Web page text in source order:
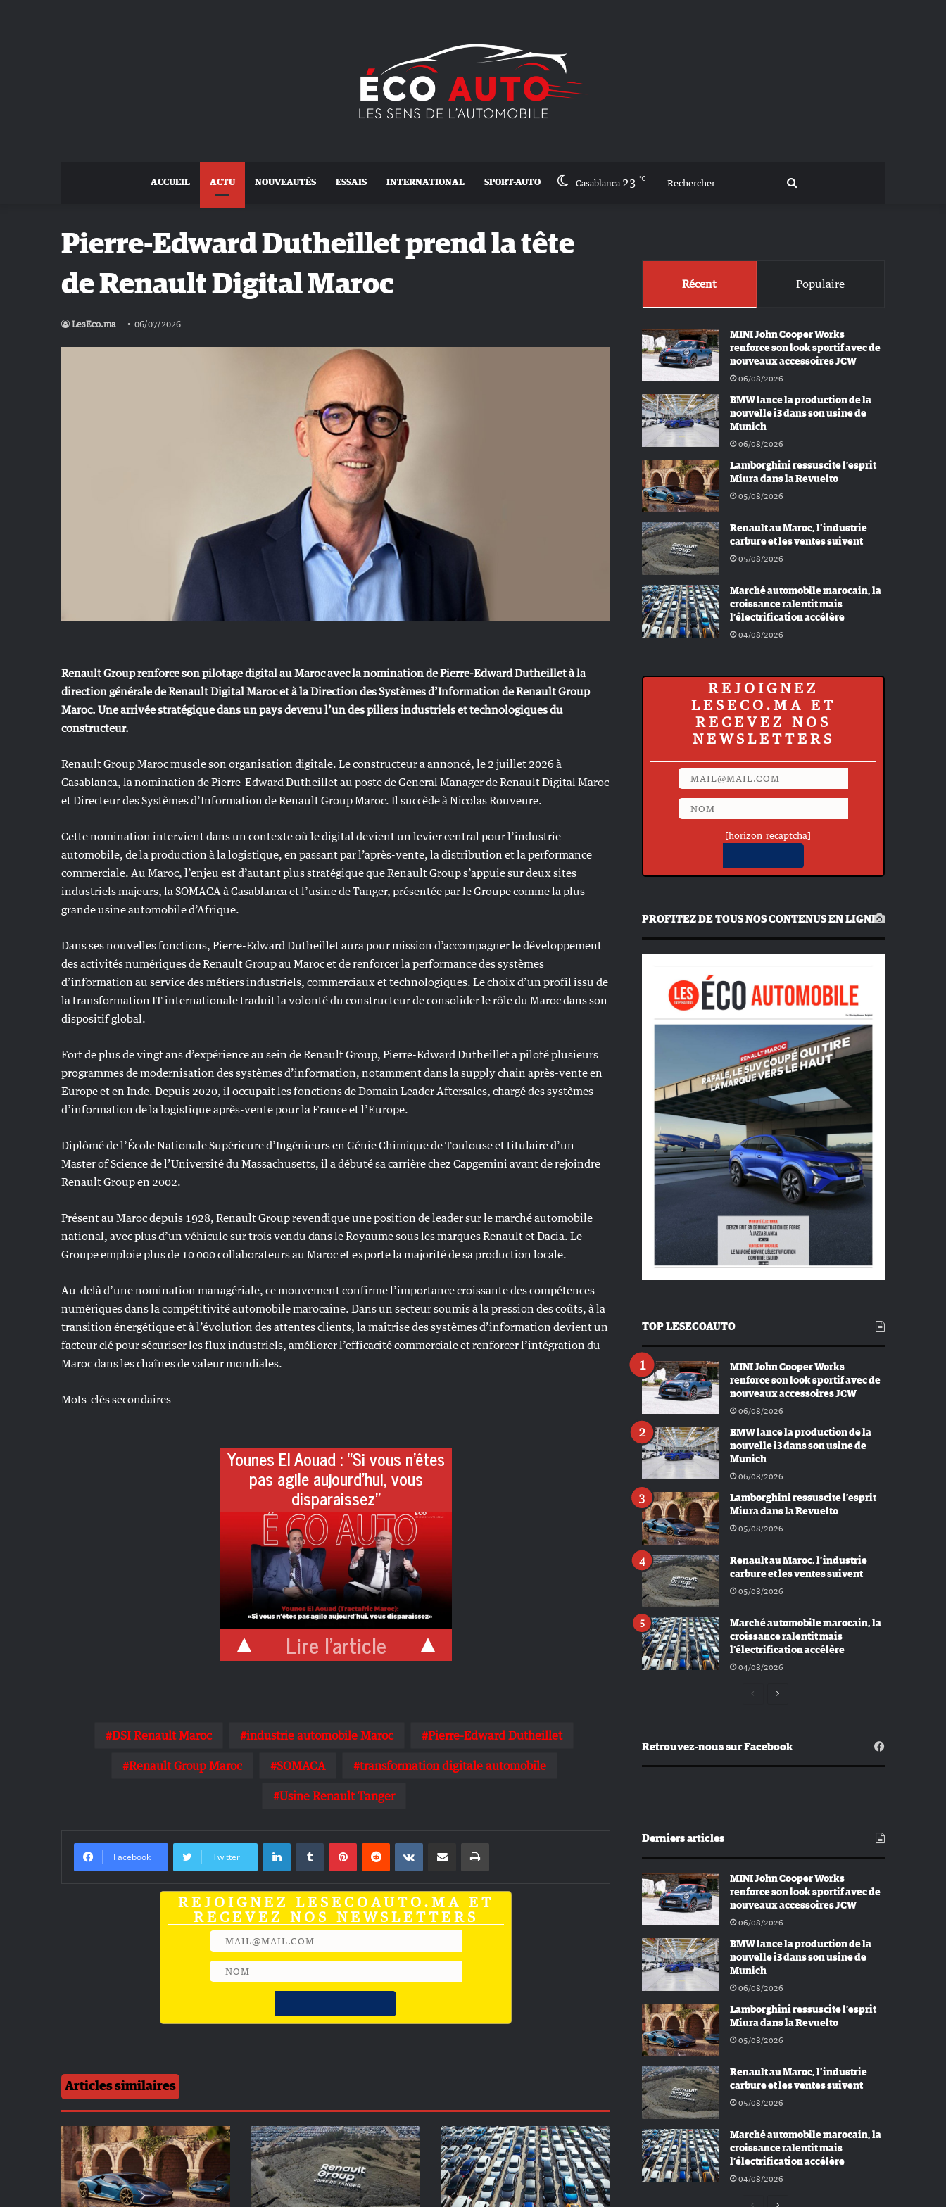
ACCUEIL ACTU NOUVEAUTÉS ESSAIS INTERNATIONAL SPORT-AUTO Rechercher
Casablanca 23 ℃
Pierre-Edward Dutheillet prend la tête
de Renault Digital Maroc
LesEco.ma 06/07/2026
Renault Group renforce son pilotage digital au Maroc avec la nomination de Pierre-Edward Dutheillet à la
direction générale de Renault Digital Maroc et à la Direction des Systèmes d’Information de Renault Group
Maroc. Une arrivée stratégique dans un pays devenu l’un des piliers industriels et technologiques du
constructeur.
Renault Group Maroc muscle son organisation digitale. Le constructeur a annoncé, le 2 juillet 2026 à
Casablanca, la nomination de Pierre-Edward Dutheillet au poste de General Manager de Renault Digital Maroc
et Directeur des Systèmes d’Information de Renault Group Maroc. Il succède à Nicolas Rouveure.
Cette nomination intervient dans un contexte où le digital devient un levier central pour l’industrie
automobile, de la production à la logistique, en passant par l’après-vente, la distribution et la performance
commerciale. Au Maroc, l’enjeu est d’autant plus stratégique que Renault Group s’appuie sur deux sites
industriels majeurs, la SOMACA à Casablanca et l’usine de Tanger, présentée par le Groupe comme la plus
grande usine automobile d’Afrique.
Dans ses nouvelles fonctions, Pierre-Edward Dutheillet aura pour mission d’accompagner le développement
des activités numériques de Renault Group au Maroc et de renforcer la performance des systèmes
d’information au service des métiers industriels, commerciaux et technologiques. Le choix d’un profil issu de
la transformation IT internationale traduit la volonté du constructeur de consolider le rôle du Maroc dans son
dispositif global.
Fort de plus de vingt ans d’expérience au sein de Renault Group, Pierre-Edward Dutheillet a piloté plusieurs
programmes de modernisation des systèmes d’information, notamment dans la supply chain après-vente en
Europe et en Inde. Depuis 2020, il occupait les fonctions de Domain Leader Aftersales, chargé des systèmes
d’information de la logistique après-vente pour la France et l’Europe.
Diplômé de l’École Nationale Supérieure d’Ingénieurs en Génie Chimique de Toulouse et titulaire d’un
Master of Science de l’Université du Massachusetts, il a débuté sa carrière chez Capgemini avant de rejoindre
Renault Group en 2002.
Présent au Maroc depuis 1928, Renault Group revendique une position de leader sur le marché automobile
national, avec plus d’un véhicule sur trois vendu dans le Royaume sous les marques Renault et Dacia. Le
Groupe emploie plus de 10 000 collaborateurs au Maroc et exporte la majorité de sa production locale.
Au-delà d’une nomination managériale, ce mouvement confirme l’importance croissante des compétences
numériques dans la compétitivité automobile marocaine. Dans un secteur soumis à la pression des coûts, à la
transition énergétique et à l’évolution des attentes clients, la maîtrise des systèmes d’information devient un
facteur clé pour sécuriser les flux industriels, améliorer l’efficacité commerciale et renforcer l’intégration du
Maroc dans les chaînes de valeur mondiales.
Mots-clés secondaires
Younes El Aouad : “Si vous n’êtes
pas agile aujourd’hui, vous
disparaissez”
Lire l'article
DSI Renault Maroc industrie automobile Maroc Pierre-Edward Dutheillet
Renault Group Maroc SOMACA transformation digitale automobile
Usine Renault Tanger
Facebook Twitter
LinkedinTumblrPinterestReddit VKontaktePartager par email Imprimer
REJOIGNEZ LESECOAUTO.MA ET
RECEVEZ NOS NEWSLETTERS
Articles similaires
Récent Populaire
MINI John Cooper Works
renforce son look sportif avec de
nouveaux accessoires JCW
06/08/2026
BMW lance la production de la
nouvelle i3 dans son usine de
Munich
06/08/2026
Lamborghini ressuscite l’esprit
Miura dans la Revuelto
05/08/2026
Renault au Maroc, l’industrie
carbure et les ventes suivent
05/08/2026
Marché automobile marocain, la
croissance ralentit mais
l’électrification accélère
04/08/2026
REJOIGNEZ
LESECO.MA ET
RECEVEZ NOS
NEWSLETTERS
[horizon_recaptcha]
PROFITEZ DE TOUS NOS CONTENUS EN LIGNE
TOP LESECOAUTO
MINI John Cooper Works
renforce son look sportif avec de
nouveaux accessoires JCW
06/08/2026
BMW lance la production de la
nouvelle i3 dans son usine de
Munich
06/08/2026
Lamborghini ressuscite l’esprit
Miura dans la Revuelto
05/08/2026
Renault au Maroc, l’industrie
carbure et les ventes suivent
05/08/2026
Marché automobile marocain, la
croissance ralentit mais
l’électrification accélère
04/08/2026
Page
Retrouvez-nous sur Facebook
Derniers articles
MINI John Cooper Works
renforce son look sportif avec de
nouveaux accessoires JCW
06/08/2026
BMW lance la production de la
nouvelle i3 dans son usine de
Munich
06/08/2026
Lamborghini ressuscite l’esprit
Miura dans la Revuelto
05/08/2026
Renault au Maroc, l’industrie
carbure et les ventes suivent
05/08/2026
Marché automobile marocain, la
croissance ralentit mais
l’électrification accélère
04/08/2026
Page